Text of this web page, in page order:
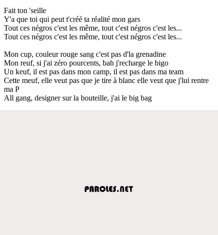
Fait ton 'seille
Y'a que toi qui peut t'créé ta réalité mon gars
Tout ces négros c'est les même, tout c'est négros c'est les...
Tout ces négros c'est les même, tout c'est négros c'est les...
Mon cup, couleur rouge sang c'est pas d'la grenadine
Mon reuf, si j'ai zéro pourcents, bah j'recharge le bigo
Un keuf, il est pas dans mon camp, il est pas dans ma team
Cette meuf, elle veut pas que je tire à blanc elle veut que j'lui rentre
ma P
All gang, designer sur la bouteille, j'ai le big bag